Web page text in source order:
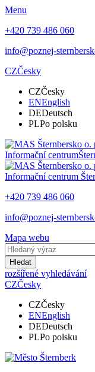
Menu
+420 739 486 060
info@poznej-
CZČesky
CZČesky
ENEnglish
DEDeutsch
PLPo polsku
Informační centrum
Informační centrum
+420 739 486 060
info@poznej-
Mapa webu
Hledat
rozšířené vyhledávání
CZČesky
CZČesky
ENEnglish
DEDeutsch
PLPo polsku